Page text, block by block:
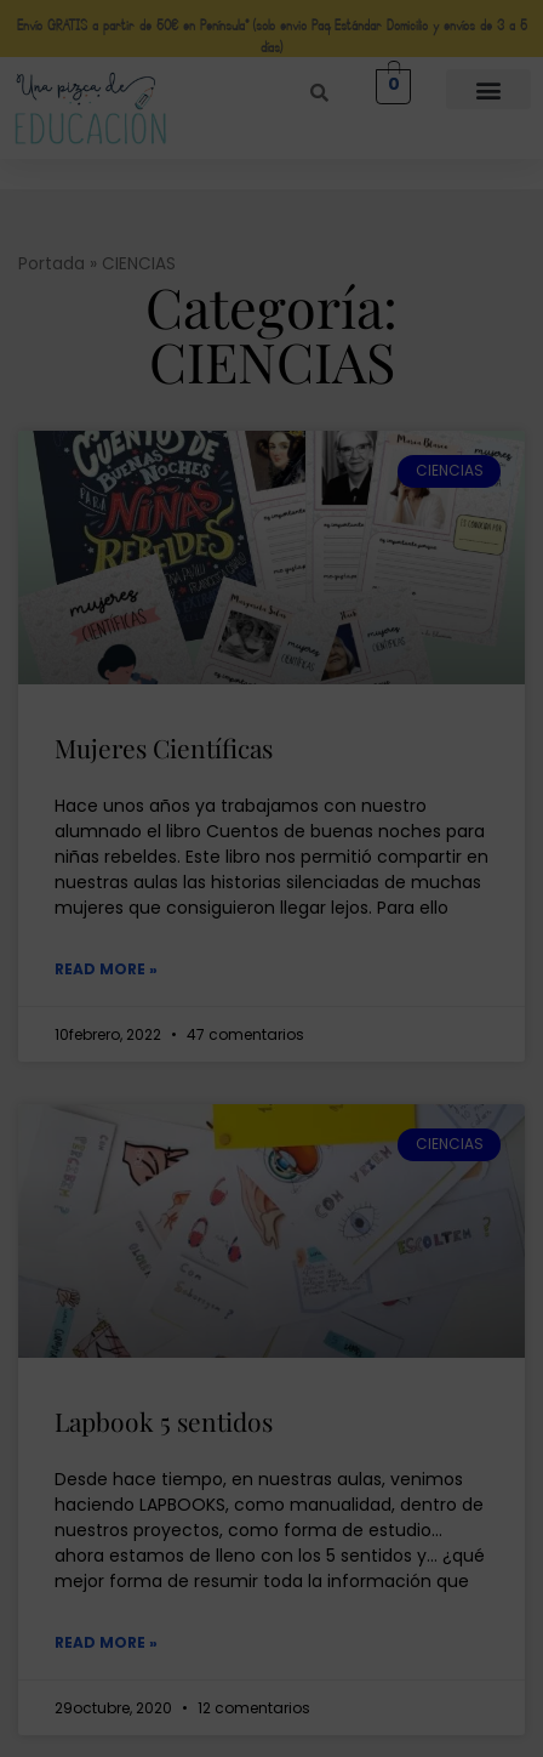
Envío GRATIS a partir de 50€ en Península* (solo envio Paq Estándar Domicilio y envíos de 3 a 5
días)
0
Portada » CIENCIAS
Categoría:
CIENCIAS
CIENCIAS
Mujeres Científicas
Hace unos años ya trabajamos con nuestro
alumnado el libro Cuentos de buenas noches para
niñas rebeldes. Este libro nos permitió compartir en
nuestras aulas las historias silenciadas de muchas
mujeres que consiguieron llegar lejos. Para ello
READ MORE »
10febrero, 2022 47 comentarios
CIENCIAS
Lapbook 5 sentidos
Desde hace tiempo, en nuestras aulas, venimos
haciendo LAPBOOKS, como manualidad, dentro de
nuestros proyectos, como forma de estudio…
ahora estamos de lleno con los 5 sentidos y… ¿qué
mejor forma de resumir toda la información que
READ MORE »
29octubre, 2020 12 comentarios